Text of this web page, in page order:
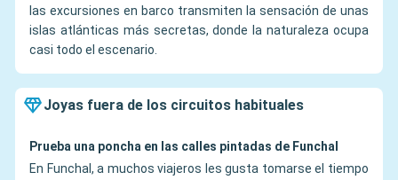
las excursiones en barco transmiten la sensación de unas
islas atlánticas más secretas, donde la naturaleza ocupa
casi todo el escenario.
Joyas fuera de los circuitos habituales
Prueba una poncha en las calles pintadas de Funchal
En Funchal, a muchos viajeros les gusta tomarse el tiempo